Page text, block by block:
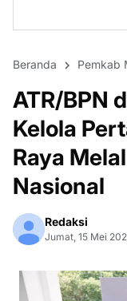
Beranda Pemkab
ATR/BPN
Kelola
Raya
Nasional
Redaksi
Jumat, 15 Mei